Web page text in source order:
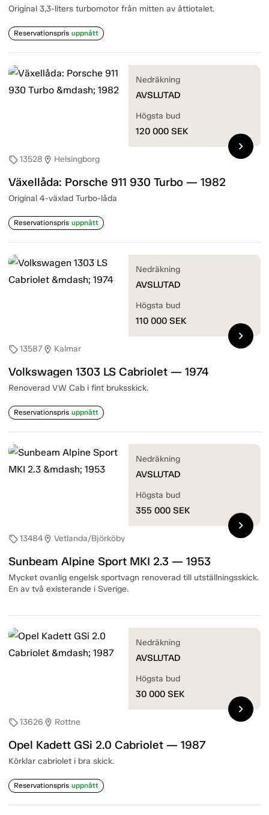
Original 3,3-liters turbomotor från mitten av åttiotalet.
Reservationspris uppnått
sell13528 location_on Helsingborg
Växellåda: Porsche 911 930 Turbo — 1982
Original 4-växlad Turbo-låda
Reservationspris uppnått
Nedräkning
AVSLUTAD
Högsta bud
120 000 SEK
chevron_right
sell13587location_on Kalmar
Volkswagen 1303 LS Cabriolet — 1974
Renoverad VW Cab i fint bruksskick.
Reservationspris uppnått
Nedräkning
AVSLUTAD
Högsta bud
110 000 SEK
chevron_right
sell13484location_on Vetlanda/Björköby
Sunbeam Alpine Sport MKI 2.3 — 1953
Mycket ovanlig engelsk sportvagn renoverad till utställningsskick.
En av två existerande i Sverige.
Nedräkning
AVSLUTAD
Högsta bud
355 000 SEK
chevron_right
sell13626 location_on Rottne
Opel Kadett GSi 2.0 Cabriolet — 1987
Körklar cabriolet i bra skick.
Reservationspris uppnått
Nedräkning
AVSLUTAD
Högsta bud
30 000 SEK
chevron_right